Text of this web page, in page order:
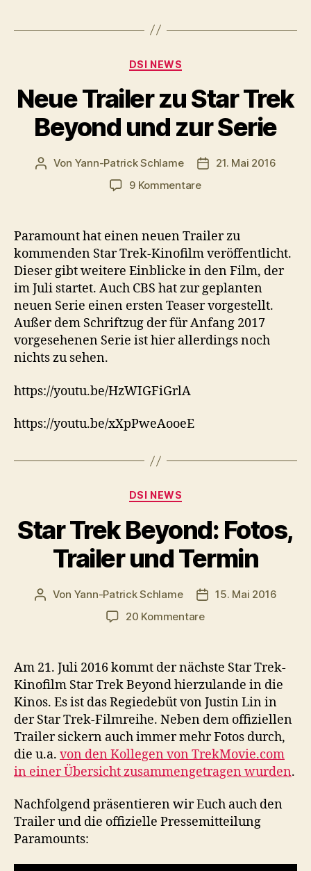
Kategorien
DSI NEWS
Neue Trailer zu Star Trek
Beyond und zur Serie
Beitragsautor
Von Yann-Patrick Schlame
21. Mai 2016
9 Kommentarezu
zu
Trek
Beyond
und
zur
Serie
Paramount hat einen neuen Trailer zu
kommenden Star Trek-Kinofilm veröffentlicht.
Dieser gibt weitere Einblicke in den Film, der
im Juli startet. Auch CBS hat zur geplanten
neuen Serie einen ersten Teaser vorgestellt.
Außer dem Schriftzug der für Anfang 2017
vorgesehenen Serie ist hier allerdings noch
nichts zu sehen.
https://youtu.be/HzWIGFiGrlA
https://youtu.be/xXpPweAooeE
Kategorien
DSI NEWS
Star Trek Beyond: Fotos,
Trailer und Termin
Beitragsautor
Von Yann-Patrick Schlame
15. Mai 2016
20 Kommentarezu
Beyond:
Fotos,
Trailer
und
Termin
Am 21. Juli 2016 kommt der nächste Star Trek-
Kinofilm Star Trek Beyond hierzulande in die
Kinos. Es ist das Regiedebüt von Justin Lin in
der Star Trek-Filmreihe. Neben dem offiziellen
Trailer sickern auch immer mehr Fotos durch,
die u.a. von den Kollegen von TrekMovie.com
in einer Übersicht zusammengetragen wurden.
Nachfolgend präsentieren wir Euch auch den
Trailer und die offizielle Pressemitteilung
Paramounts: